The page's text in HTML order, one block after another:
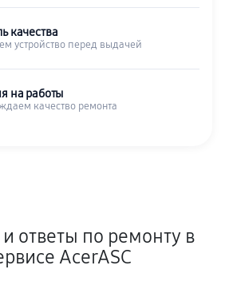
качества
устройство перед выдачей
на работы
качество ремонта
ответы по ремонту в
AcerASC